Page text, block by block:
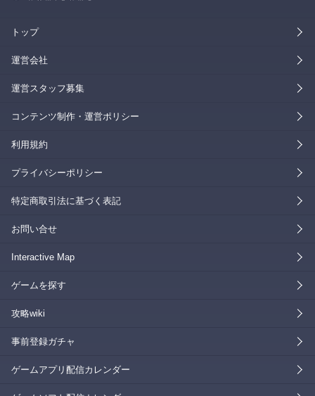
トップ
運営会社
運営スタッフ募集
コンテンツ制作・運営ポリシー
利用規約
プライバシーポリシー
特定商取引法に基づく表記
お問い合せ
Interactive Map
ゲームを探す
攻略wiki
事前登録ガチャ
ゲームアプリ配信カレンダー